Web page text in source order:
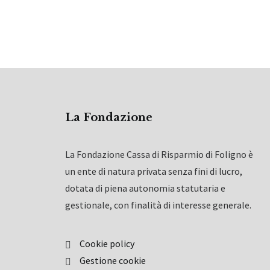
La Fondazione
La Fondazione Cassa di Risparmio di Foligno è
un ente di natura privata senza fini di lucro,
dotata di piena autonomia statutaria e
gestionale, con finalità di interesse generale.
Cookie policy
Gestione cookie